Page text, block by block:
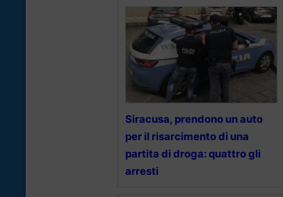
Siracusa, prendono un auto
per il risarcimento di una
partita di droga: quattro gli
arresti